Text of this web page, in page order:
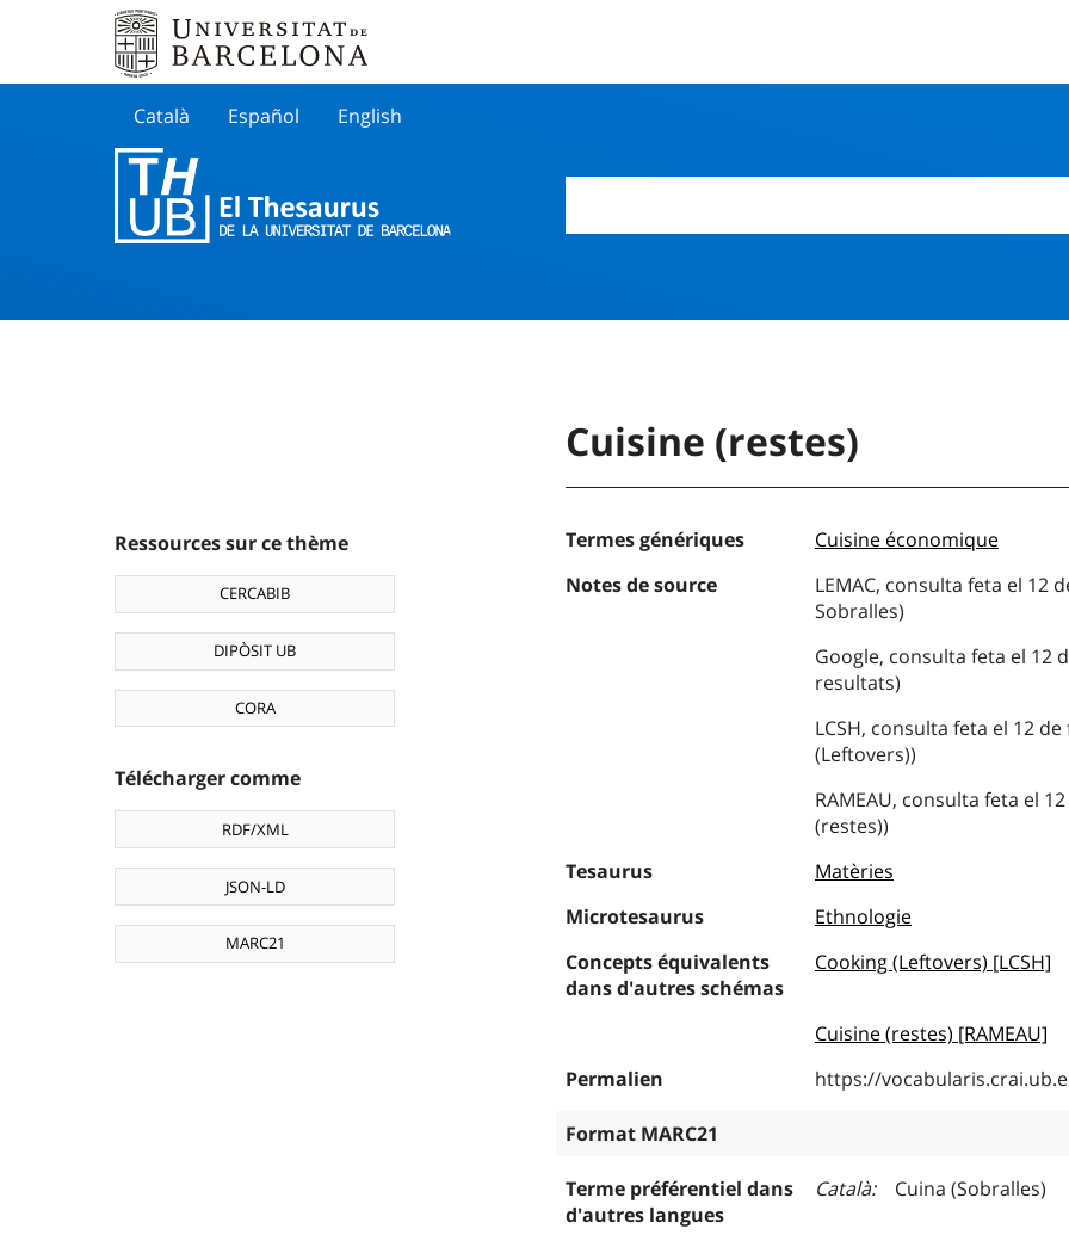
Català Español English
Ressources sur ce thème
CERCABIB
DIPÒSIT UB
CORA
Télécharger comme
RDF/XML
JSON-LD
MARC21
Cuisine (restes)
Termes génériques
Cuisine économique
Notes de source
LEMAC, consulta feta el 12
Sobralles)
Google, consulta feta el 12
resultats)
LCSH, consulta feta el 12
(Leftovers))
RAMEAU, consulta feta el
(restes))
Tesaurus
Matèries
Microtesaurus
Ethnologie
Concepts équivalents
dans d'autres schémas
Cooking (Leftovers) [LCSH]
Cuisine (restes) [RAMEAU]
Permalien
https://
Format MARC21
Terme préférentiel dans
d'autres langues
Català Cuina (Sobralles)